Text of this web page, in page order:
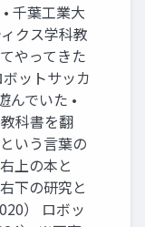
千葉工業大
クス学科教
やってきた
ットサッカ
んでいた •
科書を翻
いう言葉の
上の本と
下の研究と
） ロボッ